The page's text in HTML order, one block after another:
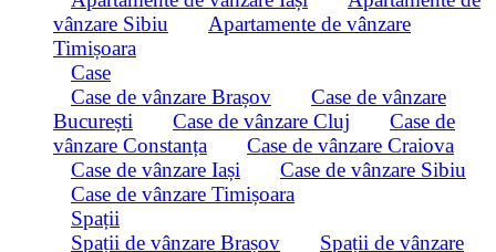
vânzare Sibiu
Apartamente de vânzare
Timișoara
Case
Case de vânzare Brașov
Case de vânzare
București
Case de vânzare Cluj
Case de
vânzare Constanța
Case de vânzare Craiova
Case de vânzare Iași
Case de vânzare Sibiu
Case de vânzare Timișoara
Spații
Spații de vânzare Brașov
Spații de vânzare